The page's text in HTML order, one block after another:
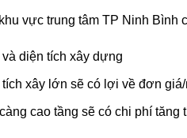
vực trung tâm TP Ninh Bình
và diện tích xây dựng
tích xây lớn sẽ có lợi về đơn
cao tầng sẽ có chi phí